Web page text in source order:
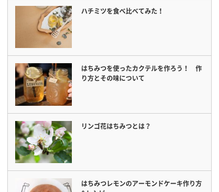
ハチミツを食べ比べてみた！
はちみつを使ったカクテルを作ろう！ 作
り方とその味について
リンゴ花はちみつとは？
はちみつレモンのアーモンドケーキ作り方